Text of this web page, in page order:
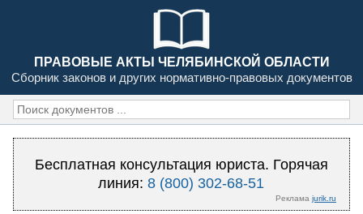
ПРАВОВЫЕ АКТЫ ЧЕЛЯБИНСКОЙ ОБЛАСТИ
Сборник законов и других нормативно-правовых документов
Бесплатная консультация юриста. Горячая
линия:8 (800) 302-68-51
Реклама jurik.ru